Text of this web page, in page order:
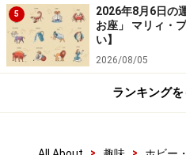
吉。
＞【今週の運勢】を見る
5
2026年8月6日の
お座」 マリィ・
い】
2026/08/05
ランキング